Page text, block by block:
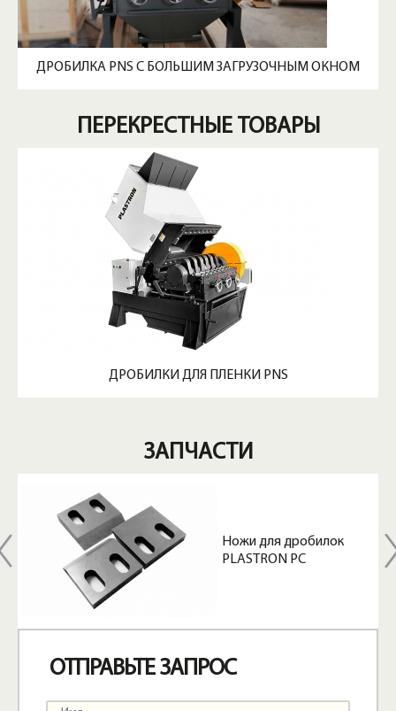
ДРОБИЛКА PNS С БОЛЬШИМ ЗАГРУЗОЧНЫМ ОКНОМ
ПЕРЕКРЕСТНЫЕ ТОВАРЫ
ДРОБИЛКИ ДЛЯ ПЛЕНКИ PNS
ЗАПЧАСТИ
Ножи для дробилок
PLASTRON PC
ОТПРАВЬТЕ ЗАПРОС